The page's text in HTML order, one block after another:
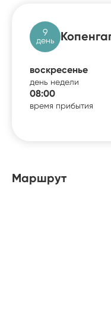
9
день
воскресенье
день недели
08:00
время прибытия
Маршрут